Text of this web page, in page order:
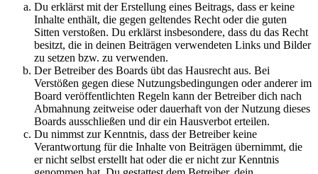
Du erklärst mit der Erstellung eines Beitrags, dass er keine
Inhalte enthält, die gegen geltendes Recht oder die guten
Sitten verstoßen. Du erklärst insbesondere, dass du das Recht
besitzt, die in deinen Beiträgen verwendeten Links und Bilder
zu setzen bzw. zu verwenden.
Der Betreiber des Boards übt das Hausrecht aus. Bei
Verstößen gegen diese Nutzungsbedingungen oder anderer im
Board veröffentlichten Regeln kann der Betreiber dich nach
Abmahnung zeitweise oder dauerhaft von der Nutzung dieses
Boards ausschließen und dir ein Hausverbot erteilen.
Du nimmst zur Kenntnis, dass der Betreiber keine
Verantwortung für die Inhalte von Beiträgen übernimmt, die
er nicht selbst erstellt hat oder die er nicht zur Kenntnis